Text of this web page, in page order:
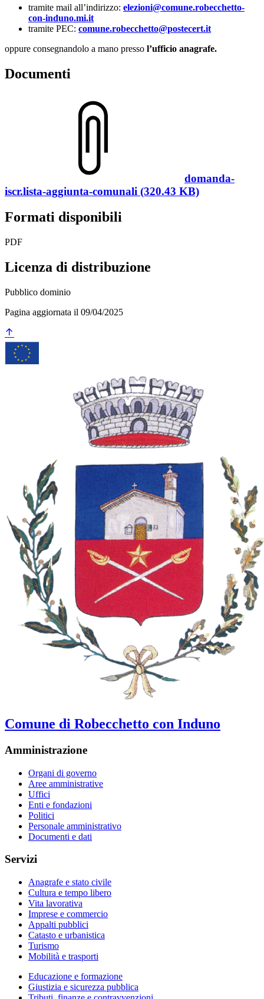
tramite mail all’indirizzo: elezioni@comune.robecchetto-
con-induno.mi.it
tramite PEC: comune.robecchetto@postecert.it
oppure consegnandolo a mano presso l’ufficio anagrafe.
Documenti
domanda-
iscr.lista-aggiunta-comunali (320.43 KB)
Formati disponibili
PDF
Licenza di distribuzione
Pubblico dominio
Pagina aggiornata il 09/04/2025
Comune di Robecchetto con Induno
Amministrazione
Organi di governo
Aree amministrative
Uffici
Enti e fondazioni
Politici
Personale amministrativo
Documenti e dati
Servizi
Anagrafe e stato civile
Cultura e tempo libero
Vita lavorativa
Imprese e commercio
Appalti pubblici
Catasto e urbanistica
Turismo
Mobilità e trasporti
Educazione e formazione
Giustizia e sicurezza pubblica